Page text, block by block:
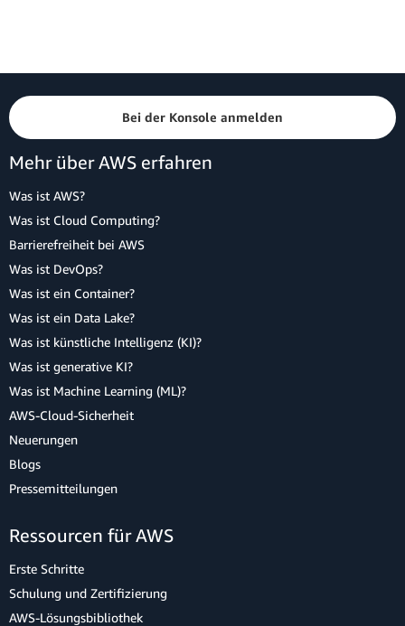
Bei der Konsole anmelden
Mehr über AWS erfahren
Was ist AWS?
Was ist Cloud Computing?
Barrierefreiheit bei AWS
Was ist DevOps?
Was ist ein Container?
Was ist ein Data Lake?
Was ist künstliche Intelligenz (KI)?
Was ist generative KI?
Was ist Machine Learning (ML)?
AWS-Cloud-Sicherheit
Neuerungen
Blogs
Pressemitteilungen
Ressourcen für AWS
Erste Schritte
Schulung und Zertifizierung
AWS-Lösungsbibliothek